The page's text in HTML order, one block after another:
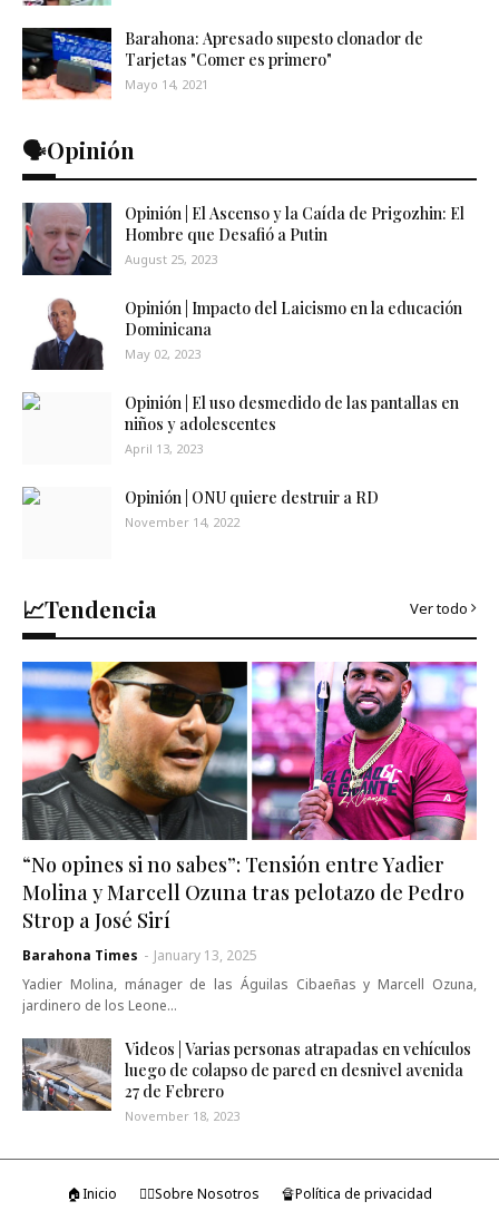
Barahona: Apresado supesto clonador de
Tarjetas "Comer es primero"
Mayo 14, 2021
🗣️Opinión
Opinión | El Ascenso y la Caída de Prigozhin: El
Hombre que Desafió a Putin
August 25, 2023
Opinión | Impacto del Laicismo en la educación
Dominicana
May 02, 2023
Opinión | El uso desmedido de las pantallas en
niños y adolescentes
April 13, 2023
Opinión | ONU quiere destruir a RD
November 14, 2022
📈Tendencia Ver todo
“No opines si no sabes”: Tensión entre Yadier
Molina y Marcell Ozuna tras pelotazo de Pedro
Strop a José Sirí
Barahona Times - January 13, 2025
Yadier Molina, mánager de las Águilas Cibaeñas y Marcell Ozuna,
jardinero de los Leone…
Videos | Varias personas atrapadas en vehículos
luego de colapso de pared en desnivel avenida
27 de Febrero
November 18, 2023
🏠Inicio 🤷‍♂️Sobre Nosotros 🔏Política de privacidad